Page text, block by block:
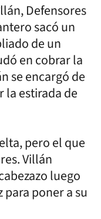
Defensores
sacó un
de un
en cobrar la
se encargó de
la estirada de
pero el que
Villán
luego
poner a su